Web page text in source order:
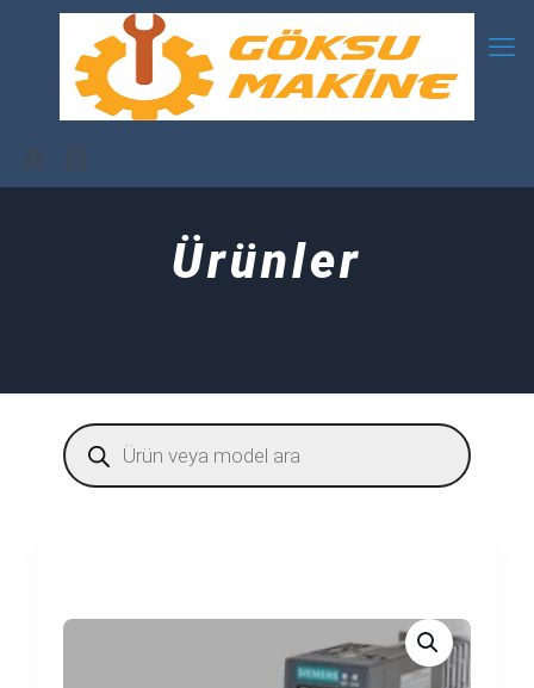
Ürünler
Products
search